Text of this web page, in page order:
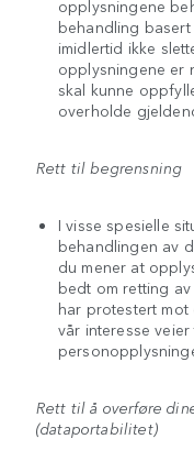
opplysningene
behandling
imidlertid ikke
opplysningene er
skal kunne
overholde
Rett til begrensning
I visse spesielle
behandlingen av
du mener at
bedt om retting
har protestert
vår interesse
Rett til å overføre
(dataportabilitet)